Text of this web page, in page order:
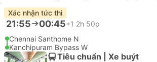
Xác nhận tức thì
21:55 00:45+1 2h 50p
Chennai Santhome N
Kanchipuram Bypass W
Tiêu chuẩn | Xe buýt